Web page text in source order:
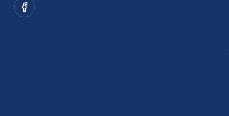
Facebook